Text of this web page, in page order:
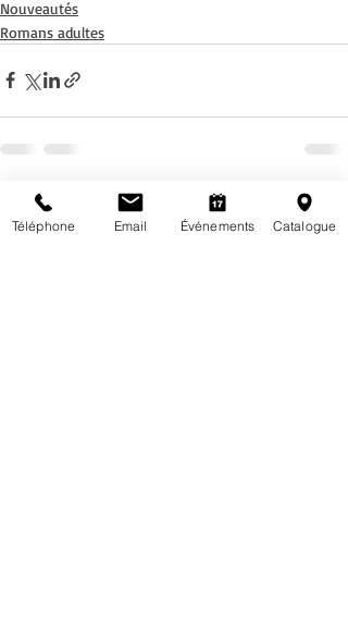
Nouveautés
Romans adultes
Posts récents Voir tout
Téléphone Email Événements Catalogue